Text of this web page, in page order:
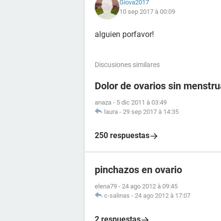
Giova2017
10 sep 2017 à 00:09
alguien porfavor!
Discusiones similares
Dolor de ovarios sin
anaza - 5 dic 2011 à 03:49
laura - 29 sep 2017 à 14:35
250 respuestas
pinchazos en ovario
elena79 - 24 ago 2012 à 09:45
c-salinas - 24 ago 2012 à 17:07